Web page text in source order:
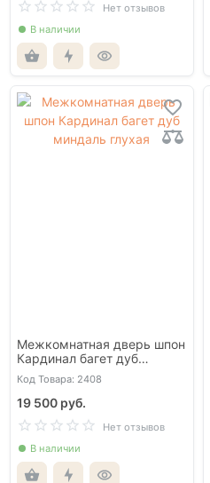
Нет отзывов
В наличии
Межкомнатная дверь шпон
Кардинал багет дуб
миндаль глухая
Код Товара: 2408
19 500 руб.
Нет отзывов
В наличии